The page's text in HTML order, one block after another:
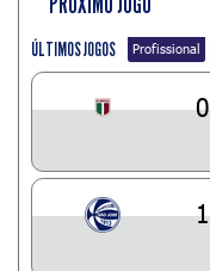
ÚLTIMOS JOGOS Profissional
0
1